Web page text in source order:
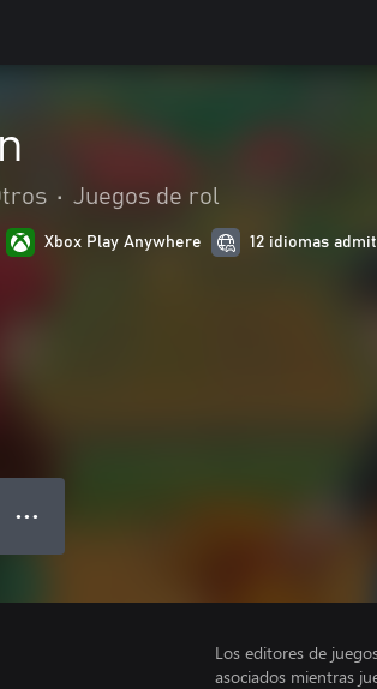
• Juegos de rol
Xbox Play Anywhere 12 idiomas
● ● ●
Los editores de
asociados mientras